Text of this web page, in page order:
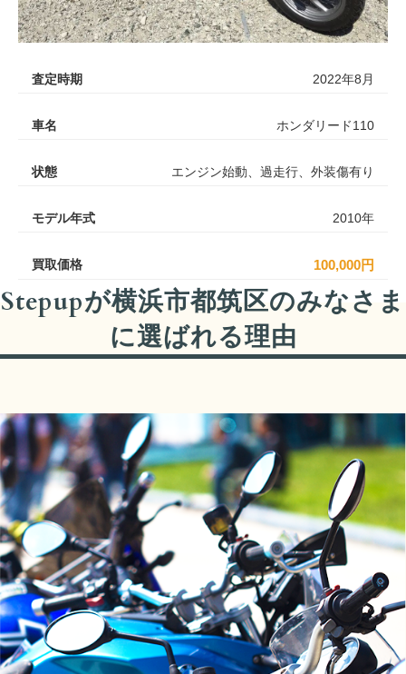
査定時期 2022年8月
車名 ホンダリード110
状態 エンジン始動、過走行、外装傷有り
モデル年式 2010年
買取価格 100,000円
Stepupが横浜市都筑区のみなさま
に選ばれる理由